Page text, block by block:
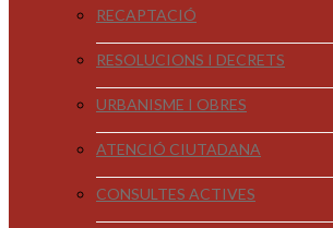
RECAPTACIÓ
RESOLUCIONS I DECRETS
URBANISME I OBRES
ATENCIÓ CIUTADANA
CONSULTES ACTIVES